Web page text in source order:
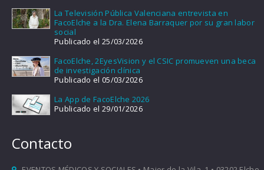
La Televisión Pública Valenciana entrevista en
FacoElche a la Dra. Elena Barraquer por su gran labor
social
Publicado el 25/03/2026
FacoElche, 2EyesVision y el CSIC promueven una beca
de investigación clínica
Publicado el 05/03/2026
La App de FacoElche 2026
Publicado el 29/01/2026
Contacto